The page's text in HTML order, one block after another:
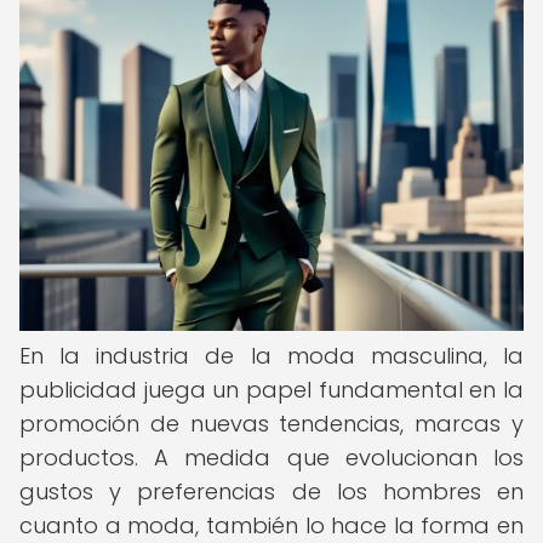
En la industria de la moda masculina, la
publicidad juega un papel fundamental en la
promoción de nuevas tendencias, marcas y
productos. A medida que evolucionan los
gustos y preferencias de los hombres en
cuanto a moda, también lo hace la forma en